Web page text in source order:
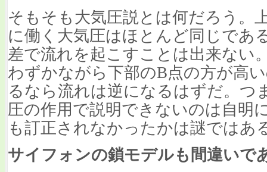
そもそも大気圧説とは何だろう。
に働く大気圧はほとんど同じであ
差で流れを起こすことは出来ない
わずかながら下部のB点の方が高
るなら流れは逆になるはずだ。つ
圧の作用で説明できないのは自明
も訂正されなかったかは謎ではあ
サイフォンの鎖モデルも間違いで